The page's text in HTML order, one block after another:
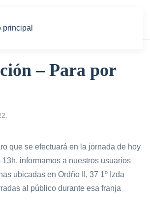
principal
– Para por
que se efectuará en la jornada de hoy
informamos a nuestros usuarios
ubicadas en Ordño II, 37 1º Izda
al público durante esa franja